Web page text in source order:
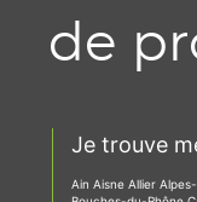
de
Je trouve
Ain Aisne Allier